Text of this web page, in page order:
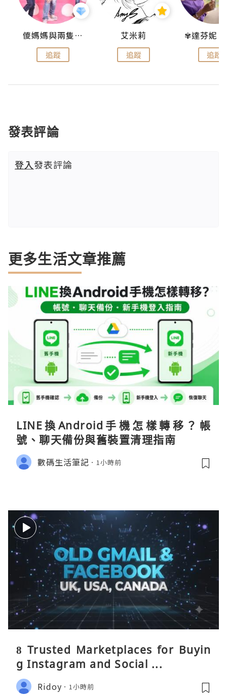
儍媽媽與兩隻小魔怪之家
追蹤
艾米莉
追蹤 追蹤
發表評論
登入發表評論
更多生活文章推薦
LINE換Android手機怎樣轉移？帳
號、聊天備份與舊裝置清理指南
數碼生活筆記 1小時前
8 Trusted Marketplaces for Buyin
g Instagram and Social ...
Ridoy 1小時前